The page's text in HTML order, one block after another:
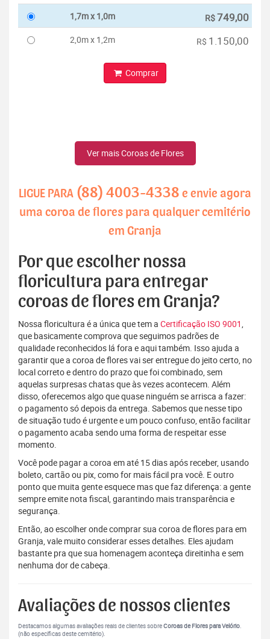
1,7m x 1,0m R$749,00
2,0m x 1,2m R$ 1.150,00
Comprar
Ver mais Coroas de Flores
LIGUE PARA (88) 4003-4338 e envie agora
uma coroa de flores para qualquer cemitério
em Granja
Por que escolher nossa
floricultura para entregar
coroas de flores em Granja?
Nossa floricultura é a única que tem a Certificação ISO 9001,
que basicamente comprova que seguimos padrões de
qualidade reconhecidos lá fora e aqui também. Isso ajuda a
garantir que a coroa de flores vai ser entregue do jeito certo, no
local correto e dentro do prazo que foi combinado, sem
aquelas surpresas chatas que às vezes acontecem. Além
disso, oferecemos algo que quase ninguém se arrisca a fazer:
o pagamento só depois da entrega. Sabemos que nesse tipo
de situação tudo é urgente e um pouco confuso, então facilitar
o pagamento acaba sendo uma forma de respeitar esse
momento.
Você pode pagar a coroa em até 15 dias após receber, usando
boleto, cartão ou pix, como for mais fácil pra você. E outro
ponto que muita gente esquece mas que faz diferença: a gente
sempre emite nota fiscal, garantindo mais transparência e
segurança.
Então, ao escolher onde comprar sua coroa de flores para em
Granja, vale muito considerar esses detalhes. Eles ajudam
bastante pra que sua homenagem aconteça direitinha e sem
nenhuma dor de cabeça.
Avaliações de nossos clientes
Destacamos algumas avaliações reais de clientes sobreCoroas de Flores para Velório.
(não específicas deste cemitério).